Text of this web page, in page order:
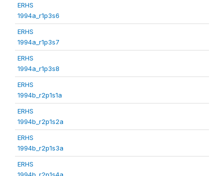
ERHS
1994a_r1p3s6
ERHS
1994a_r1p3s7
ERHS
1994a_r1p3s8
ERHS
1994b_r2p1s1a
ERHS
1994b_r2p1s2a
ERHS
1994b_r2p1s3a
ERHS
1994b_r2p1s4a